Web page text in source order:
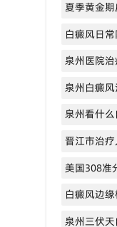
夏季黄金
白癜风日
泉州医院
泉州白癜
泉州看什
晋江市治
美国308准
白癜风边
泉州三伏